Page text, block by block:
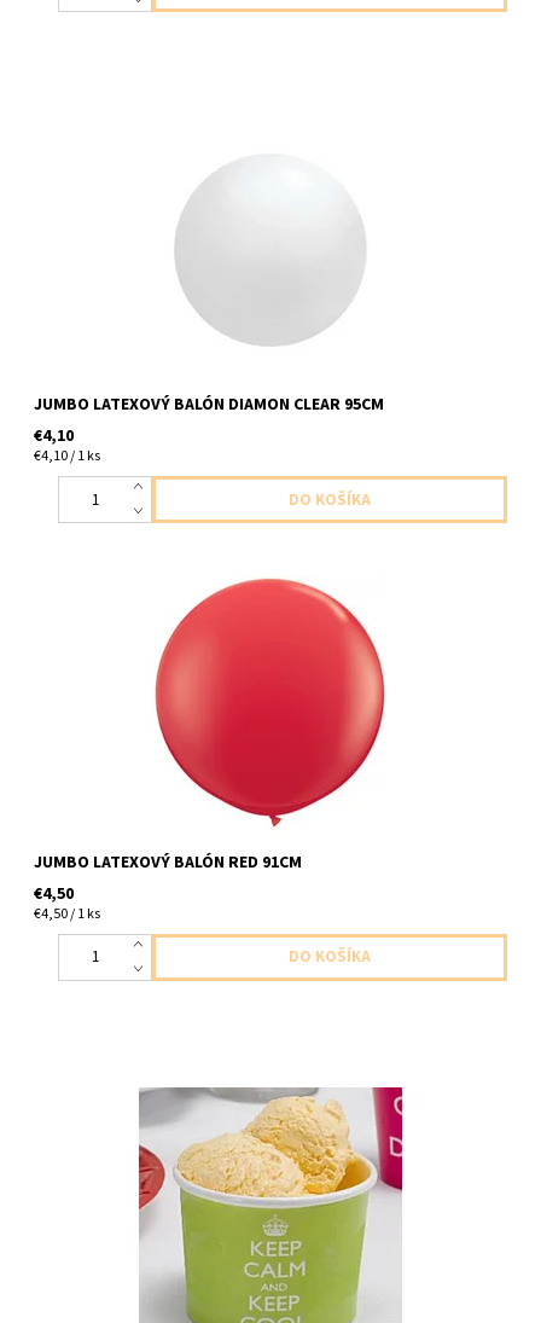
jumbo latexovy balon ciri . v hodny na naplnenie konfetami,
balonikmi atd 1ks v baleni velkost cca 95cm dodavame
JUMBO LATEXOVÝ BALÓN DIAMON CLEAR 95CM
€4,10
€4,10 / 1 ks
Latexový jumbo balón cerveny 1ks v baleni velkost 91cm
dodavame nenafukany
JUMBO LATEXOVÝ BALÓN RED 91CM
€4,50
€4,50 / 1 ks
papierovy kelimok na drobnosti/zmrzku/maskrty 8ks v balení
velkost 8,5 x 8,5 x 5,5cm